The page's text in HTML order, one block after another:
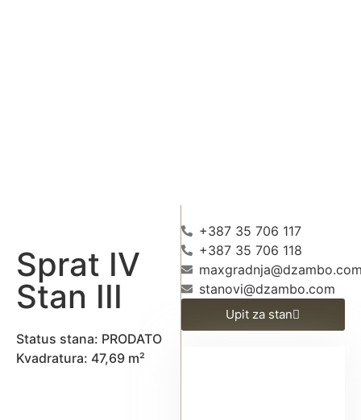
Sprat IV
Stan III
Status stana: PRODATO
Kvadratura: 47,69 m²
+387 35 706 117
+387 35 706 118
stanovi@dzambo.com
Upit za stan